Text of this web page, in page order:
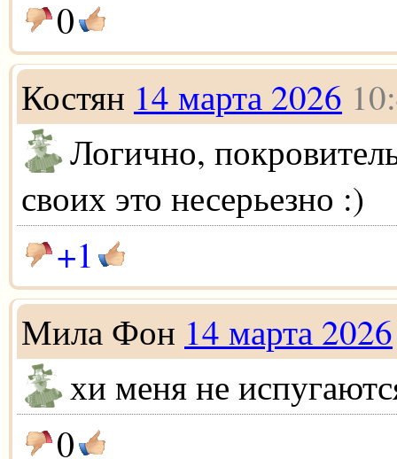
0
Костян 14 марта 2026
Логично,
своих это несерьезно :)
+1
Мила Фон 14 марта 2026
хи меня не
0